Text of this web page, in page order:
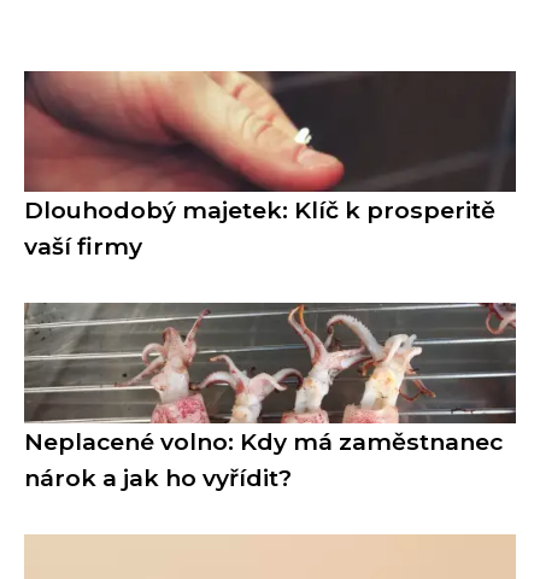
Dlouhodobý majetek: Klíč k prosperitě
vaší firmy
Neplacené volno: Kdy má zaměstnanec
nárok a jak ho vyřídit?